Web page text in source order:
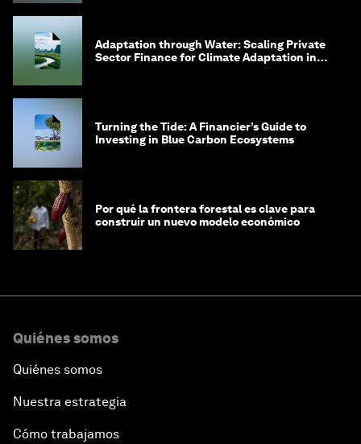
Adaptation through Water: Scaling Private
Sector Finance for Climate Adaptation in
Turning the Tide: A Financier’s Guide to
Investing in Blue Carbon Ecosystems
Por qué la frontera forestal es clave para
construir un nuevo modelo económico
Quiénes somos
Quiénes somos
Nuestra estrategia
Cómo trabajamos